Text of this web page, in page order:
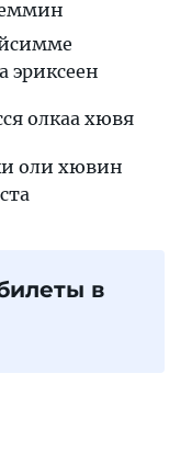
эриксеен
олкаа хювя
оли хювин
в